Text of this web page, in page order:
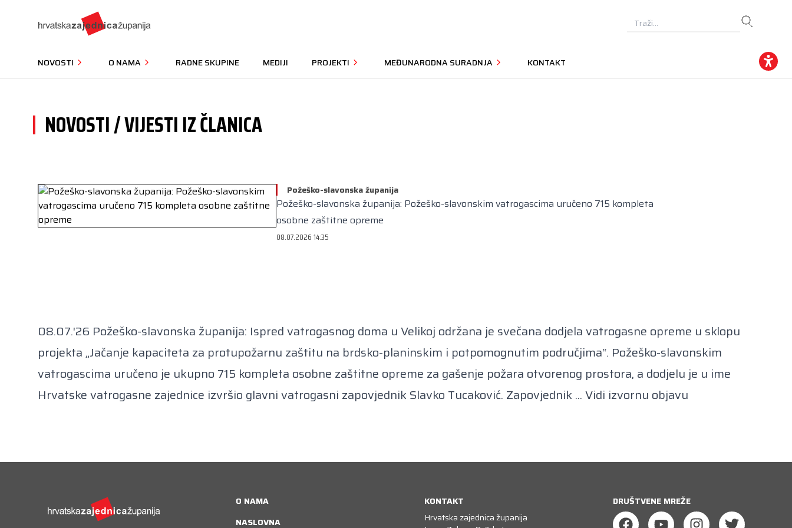
NOVOSTI O NAMA RADNE SKUPINE MEDIJI PROJEKTI MEĐUNARODNA SURADNJA KONTAKT
NOVOSTI / VIJESTI IZ ČLANICA
Požeško-slavonska županija
Požeško-slavonska županija: Požeško-slavonskim vatrogascima uručeno 715 kompleta
osobne zaštitne opreme
08.07.2026 14:35
08.07.'26 Požeško-slavonska županija: Ispred vatrogasnog doma u Velikoj održana je svečana dodjela vatrogasne opreme u sklopu
projekta „Jačanje kapaciteta za protupožarnu zaštitu na brdsko-planinskim i potpomognutim područjima“. Požeško-slavonskim
vatrogascima uručeno je ukupno 715 kompleta osobne zaštitne opreme za gašenje požara otvorenog prostora, a dodjelu je u ime
Hrvatske vatrogasne zajednice izvršio glavni vatrogasni zapovjednik Slavko Tucaković. Zapovjednik ...Vidi izvornu objavu
O NAMA
NASLOVNA
KONTAKT
Hrvatska zajednica županija
DRUŠTVENE MREŽE